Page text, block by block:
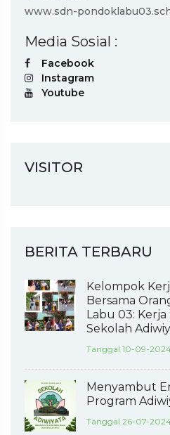
www.sdn-
Media Sosial :
Facebook
Instagram
Youtube
VISITOR
BERITA TERBARU
Kelompok
Bersama
Labu 03:
Sekolah
Tanggal 10-09-
Menyambut
Program
Tanggal 26-07-2024